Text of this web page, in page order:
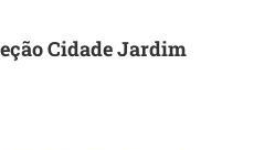
Cidade Jardim